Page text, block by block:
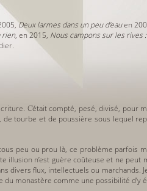
Deux larmes dans un peu d'eauen
rien, en2015, Nous campons sur les rives :
C’était compté, pesé, divisé, pour
de tourbe et de poussière sous lequel
peu ou prou là, ce problème parfois
illusion n’est guère coûteuse et ne peut
divers flux, intellectuels ou marchands.
du monastère comme une possibilité d’y